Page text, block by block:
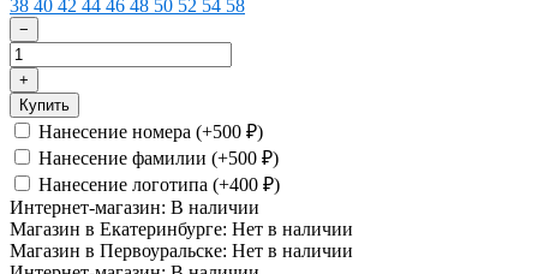
38 40 42 44 46 48 50 52 54 58
−
+
Купить
Нанесение номера (+500 ₽)
Нанесение фамилии (+500 ₽)
Нанесение логотипа (+400 ₽)
Интернет-магазин: В наличии
Магазин в Екатеринбурге: Нет в наличии
Магазин в Первоуральске: Нет в наличии